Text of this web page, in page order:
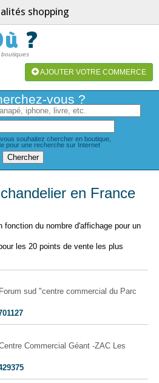
shopping
?
boutiques
AJOUTER VOTRE COMMERCE
vous ?
souhaitez chercher en boutique,
pour une recherche sur Internet
en France
fonction du nombre d'affichage pour un
les 20 points de vente les plus
sud "centre commercial du Parc
Commercial Géant -ZAC Les